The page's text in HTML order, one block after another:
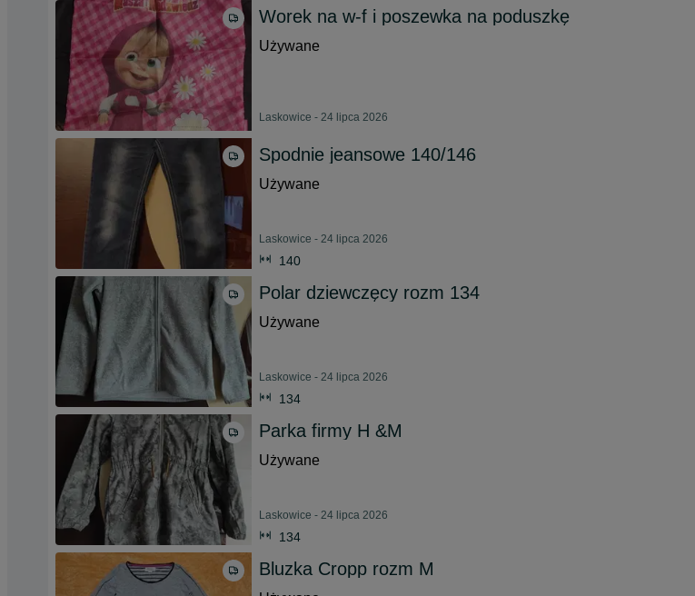
Worek na w-f i poszewka na poduszkę
Używane
Laskowice - 24 lipca 2026
Spodnie jeansowe 140/146
Używane
Laskowice - 24 lipca 2026
140
Polar dziewczęcy rozm 134
Używane
Laskowice - 24 lipca 2026
134
Parka firmy H &M
Używane
Laskowice - 24 lipca 2026
134
Bluzka Cropp rozm M